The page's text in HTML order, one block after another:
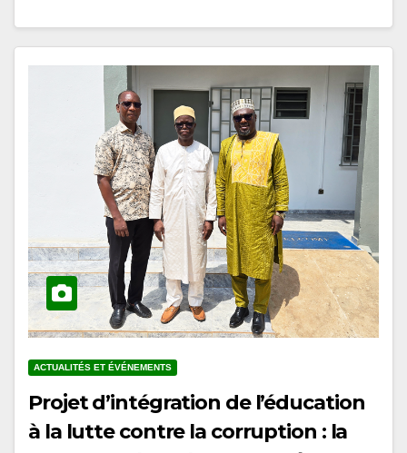
Projet d’intégration de l’éducation
à la lutte contre la corruption : la
HAPLUCIA boucle sa tournée